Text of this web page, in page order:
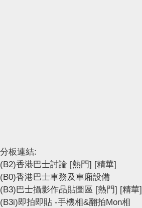
分板連結:
(B2)香港巴士討論 [熱門] [精華]
(B0)香港巴士車務及車廂設備
(B3)巴士攝影作品貼圖區 [熱門] [精華]
(B3i)即拍即貼 -手機相&翻拍Mon相